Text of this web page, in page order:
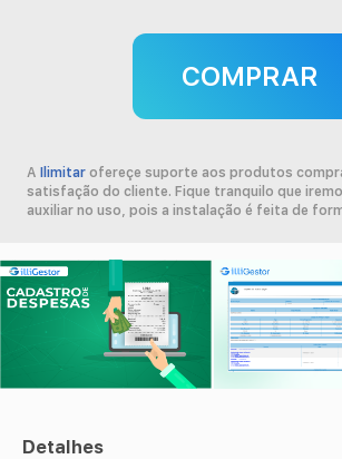
COMPRAR
A Ilimitar ofereçe suporte aos produtos
satisfação do cliente. Fique tranquilo que
auxiliar no uso, pois a instalação é feita de
Detalhes